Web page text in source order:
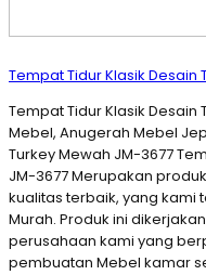
Tempat Tidur Klasik Desain
Tempat Tidur Klasik
Mebel, Anugerah Mebel
Turkey Mewah JM-3677
JM-3677 Merupakan
kualitas terbaik, yang kami
Murah. Produk ini
perusahaan kami yang
pembuatan Mebel kamar